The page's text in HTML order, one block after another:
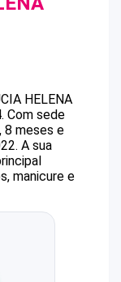
HELENA
. Com sede
8 meses e
A sua
manicure e